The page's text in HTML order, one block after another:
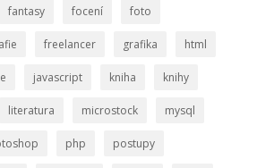
fantasy focení foto
freelancer grafika html
javascript kniha knihy
literatura microstock mysql
php postupy